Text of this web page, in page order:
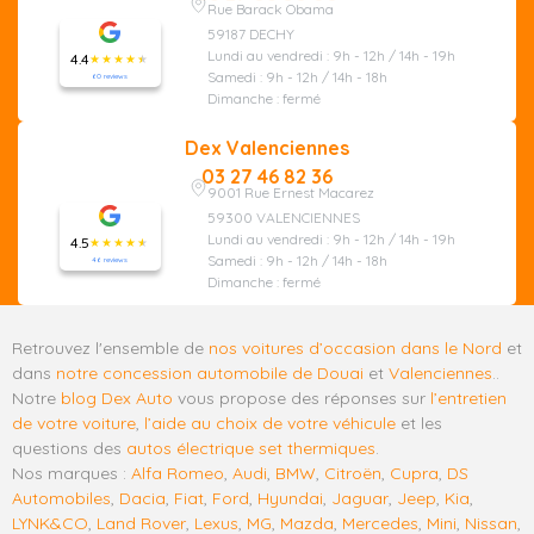
4.4
60 reviews
Rue Barack Obama
59187 DECHY
Lundi au vendredi : 9h - 12h / 14h - 19h
Samedi : 9h - 12h / 14h - 18h
Dimanche : fermé
Dex Valenciennes
03 27 46 82 36
4.5
46 reviews
9001 Rue Ernest Macarez
59300 VALENCIENNES
Lundi au vendredi : 9h - 12h / 14h - 19h
Samedi : 9h - 12h / 14h - 18h
Dimanche : fermé
Retrouvez l'ensemble de nos voitures d’occasion dans le Nord et
dans notre concession automobile de Douai et Valenciennes..
Notre blog Dex Auto vous propose des réponses sur l’entretien
de votre voiture, l’aide au choix de votre véhicule et les
questions des autos électrique set thermiques.
Nos marques : Alfa Romeo, Audi, BMW, Citroën, Cupra, DS
Automobiles, Dacia, Fiat, Ford, Hyundai, Jaguar, Jeep, Kia,
LYNK&CO, Land Rover, Lexus, MG, Mazda, Mercedes, Mini, Nissan,